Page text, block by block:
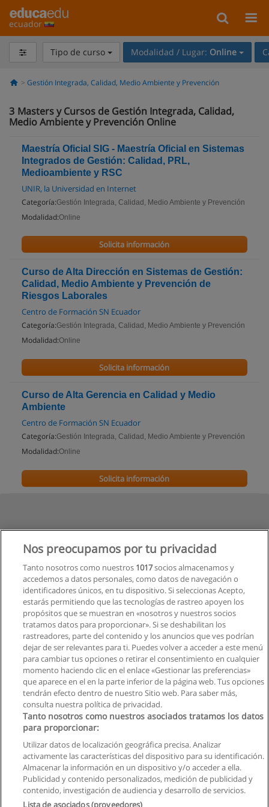
ecuador
Tipo de curso Modalidad / Lugar: Online
Gestión Integrada, Calidad, Medio Ambiente y Prevención
3 Masters y Cursos de Gestión Integrada, Calidad,
Medio Ambiente y Prevención Online
Maestría Oficial SIG - Maestría Oficial en Sistemas
Integrados de Gestión: Calidad, PRL,
Medioambiente y RSC
UNIR, la Universidad en Internet
Categoría:Gestión Integrada, Calidad, Medio Ambiente y Prevención
Modalidad:Online
Solicita información
Curso de Alta Dirección en Sistemas de Gestión:
Calidad, Medio Ambiente y Prevención de
Riesgos Laborales
Centro de Formación SN Ecuador
Categoría:Gestión Integrada, Calidad, Medio Ambiente y Prevención
Modalidad:Online
Solicita información
Curso de Alta Gerencia en Calidad y Medio
Ambiente
Centro de Formación SN Ecuador
Categoría:Gestión Integrada, Calidad, Medio Ambiente y Prevención
Modalidad:Online
Solicita información
Reglas de uso
Privacidad de datos
Nos preocupamos por tu privacidad
Tanto nosotros como nuestros 1017socios almacenamos y
accedemos a datos personales, como datos de navegación o
identificadores únicos, en tu dispositivo. Si seleccionas Acepto,
estarás permitiendo que las tecnologías de rastreo apoyen los
propósitos que se muestran en «nosotros y nuestros socios
tratamos datos para proporcionar». Si se deshabilitan los
rastreadores, parte del contenido y los anuncios que ves podrían
dejar de ser relevantes para ti. Puedes volver a acceder a este menú
para cambiar tus opciones o retirar el consentimiento en cualquier
momento haciendo clic en el enlace «Gestionar las preferencias»
que aparece en el en la parte inferior de la página web. Tus opciones
tendrán efecto dentro de nuestro Sitio web. Para saber más,
consulta nuestra política de privacidad.
Tanto nosotros como nuestros asociados tratamos los datos
para proporcionar:
Utilizar datos de localización geográfica precisa. Analizar
activamente las características del dispositivo para su identificación.
Almacenar la información en un dispositivo y/o acceder a ella.
Publicidad y contenido personalizados, medición de publicidad y
contenido, investigación de audiencia y desarrollo de servicios.
Lista de asociados (proveedores)